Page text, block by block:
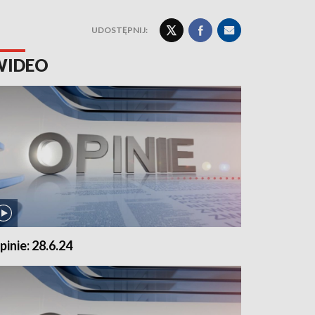
UDOSTĘPNIJ:
28.6.24